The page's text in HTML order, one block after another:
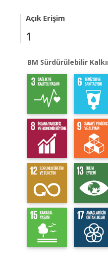
Açık Erişim
1
BM Sürdürülebilir